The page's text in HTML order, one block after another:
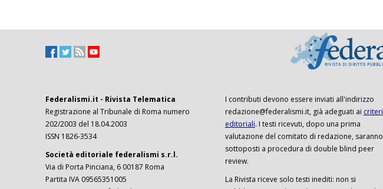
Federalismi.it - Rivista Telematica
Registrazione al Tribunale di Roma numero
202/2003 del 18.04.2003
ISSN 1826-3534
Società editoriale federalismi s.r.l.
Via di Porta Pinciana, 6 00187 Roma
Partita IVA 09565351005
I contributi devono essere inviati all'indirizzo
redazione@federalismi.it, già adeguati ai criteri
editoriali. I testi ricevuti, dopo una prima
valutazione del comitato di redazione, saranno
sottoposti a procedura di double blind peer
review.
La Rivista riceve solo testi inediti: non si